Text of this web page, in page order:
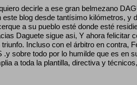
decirle a ese gran belmezano
blog desde tantísimo kilómetros, y
a su pueblo esté donde esté
Daguete sigue asi, Y ahora felicitar
Incluso con el árbitro en contra,
sobre todo por lo humilde que es en
a toda la plantilla, directiva y